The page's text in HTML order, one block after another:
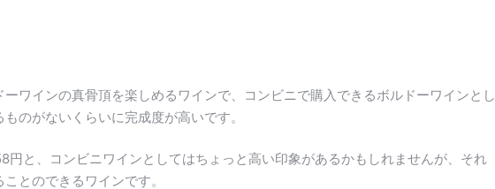
ワインの真骨頂を楽しめるワインで、コンビニで購入できるボルドーワインとし
のがないくらいに完成度が高いです。
円と、コンビニワインとしてはちょっと高い印象があるかもしれませんが、それ
とのできるワインです。